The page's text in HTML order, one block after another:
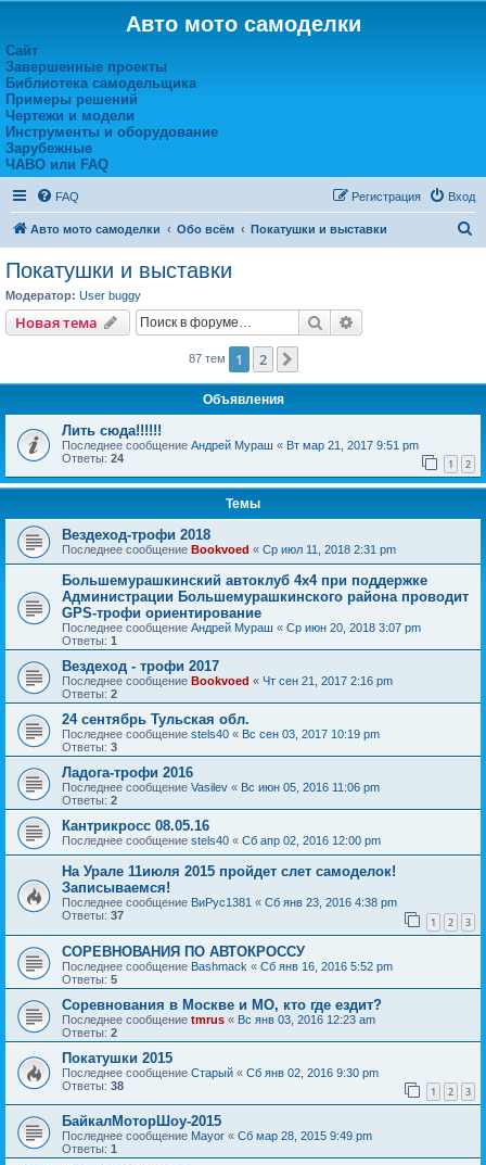
Авто мото самоделки
Сайт
Завершенные проекты
Библиотека самодельщика
Примеры решений
Чертежи и модели
Инструменты и оборудование
Зарубежные
ЧАВО или FAQ
FAQ Вход
Регистрация
Авто мото самоделки Обо всём Покатушки и выставки
Покатушки и выставки
Модератор: User buggy
Новая тема Поиск
87 тем 1 2
Объявления
Лить сюда!!!!!!
Последнее сообщение Андрей Мураш « Вт мар 21, 2017 9:51 pm
Ответы: 24 1 2
Темы
Вездеход-трофи 2018
Последнее сообщение Bookvoed « Ср июл 11, 2018 2:31 pm
Большемурашкинский автоклуб 4х4 при поддержке
Администрации Большемурашкинского района проводит
GPS-трофи ориентирование
Последнее сообщение Андрей Мураш « Ср июн 20, 2018 3:07 pm
Ответы: 1
Вездеход - трофи 2017
Последнее сообщение Bookvoed « Чт сен 21, 2017 2:16 pm
Ответы: 2
24 сентябрь Тульская обл.
Последнее сообщение stels40 « Вс сен 03, 2017 10:19 pm
Ответы: 3
Ладога-трофи 2016
Последнее сообщение Vasilev « Вс июн 05, 2016 11:06 pm
Ответы: 2
Кантрикросс 08.05.16
Последнее сообщение stels40 « Сб апр 02, 2016 12:00 pm
На Урале 11июля 2015 пройдет слет самоделок!
Записываемся!
Последнее сообщение ВиРус1381 « Сб янв 23, 2016 4:38 pm
Ответы: 37 1 2 3
СОРЕВНОВАНИЯ ПО АВТОКРОССУ
Последнее сообщение Bashmack « Сб янв 16, 2016 5:52 pm
Ответы: 5
Соревнования в Москве и МО, кто где ездит?
Последнее сообщение tmrus « Вс янв 03, 2016 12:23 am
Ответы: 2
Покатушки 2015
Последнее сообщение Старый « Сб янв 02, 2016 9:30 pm
Ответы: 38 1 2 3
БайкалМоторШоу-2015
Последнее сообщение Mayor « Сб мар 28, 2015 9:49 pm
Ответы: 1